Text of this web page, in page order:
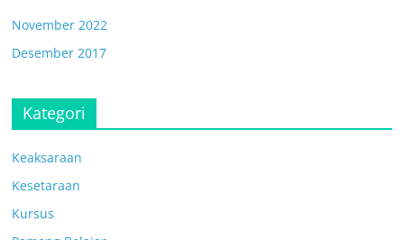
November 2022
Desember 2017
Kategori
Keaksaraan
Kesetaraan
Kursus